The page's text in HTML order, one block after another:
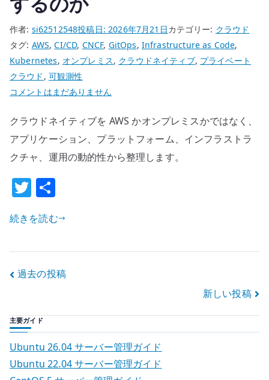
能
な
防
御
点
と
て
扱
う
の
作者: si62512548投稿日:2026年7月21日カテゴリー: クラウド
タグ: AWS,CI/CD, CNCF, GitOps, Infrastructure as Code,
Kubernetes, オンプレミス, クラウドネイティブ, プライベート
クラウド , 可観測性
ク
ウ
ド
ネ
テ
ィ
ブ
動
こ
と
は
コメントはまだありません
クラウドネイティブを AWS かオンプレミスかではなく、
アプリケーション、プラットフォーム、インフラストラ
クチャ、運用の動的性から整理します。
T
w
it
te
r
続きを読む
投
ナ
ビ
ゲ
過去の投稿
新しい投稿
主要ガイド
Ubuntu 26.04 サーバー管理ガイド
Ubuntu 22.04 サーバー管理ガイド